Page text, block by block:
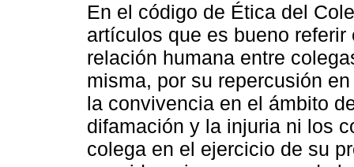
En el código de Ética del
artículos que es bueno referir
relación humana entre
misma, por su repercusión
la convivencia en el ámbito
difamación y la injuria ni los
colega en el ejercicio de su